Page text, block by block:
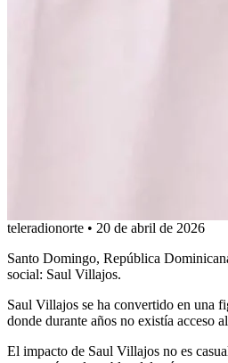
teleradionorte • 20 de abril de 2026
Santo Domingo, República
social: Saul Villajos.
Saul Villajos se ha convertido en una
donde durante años no existía acceso
El impacto de Saul Villajos no es